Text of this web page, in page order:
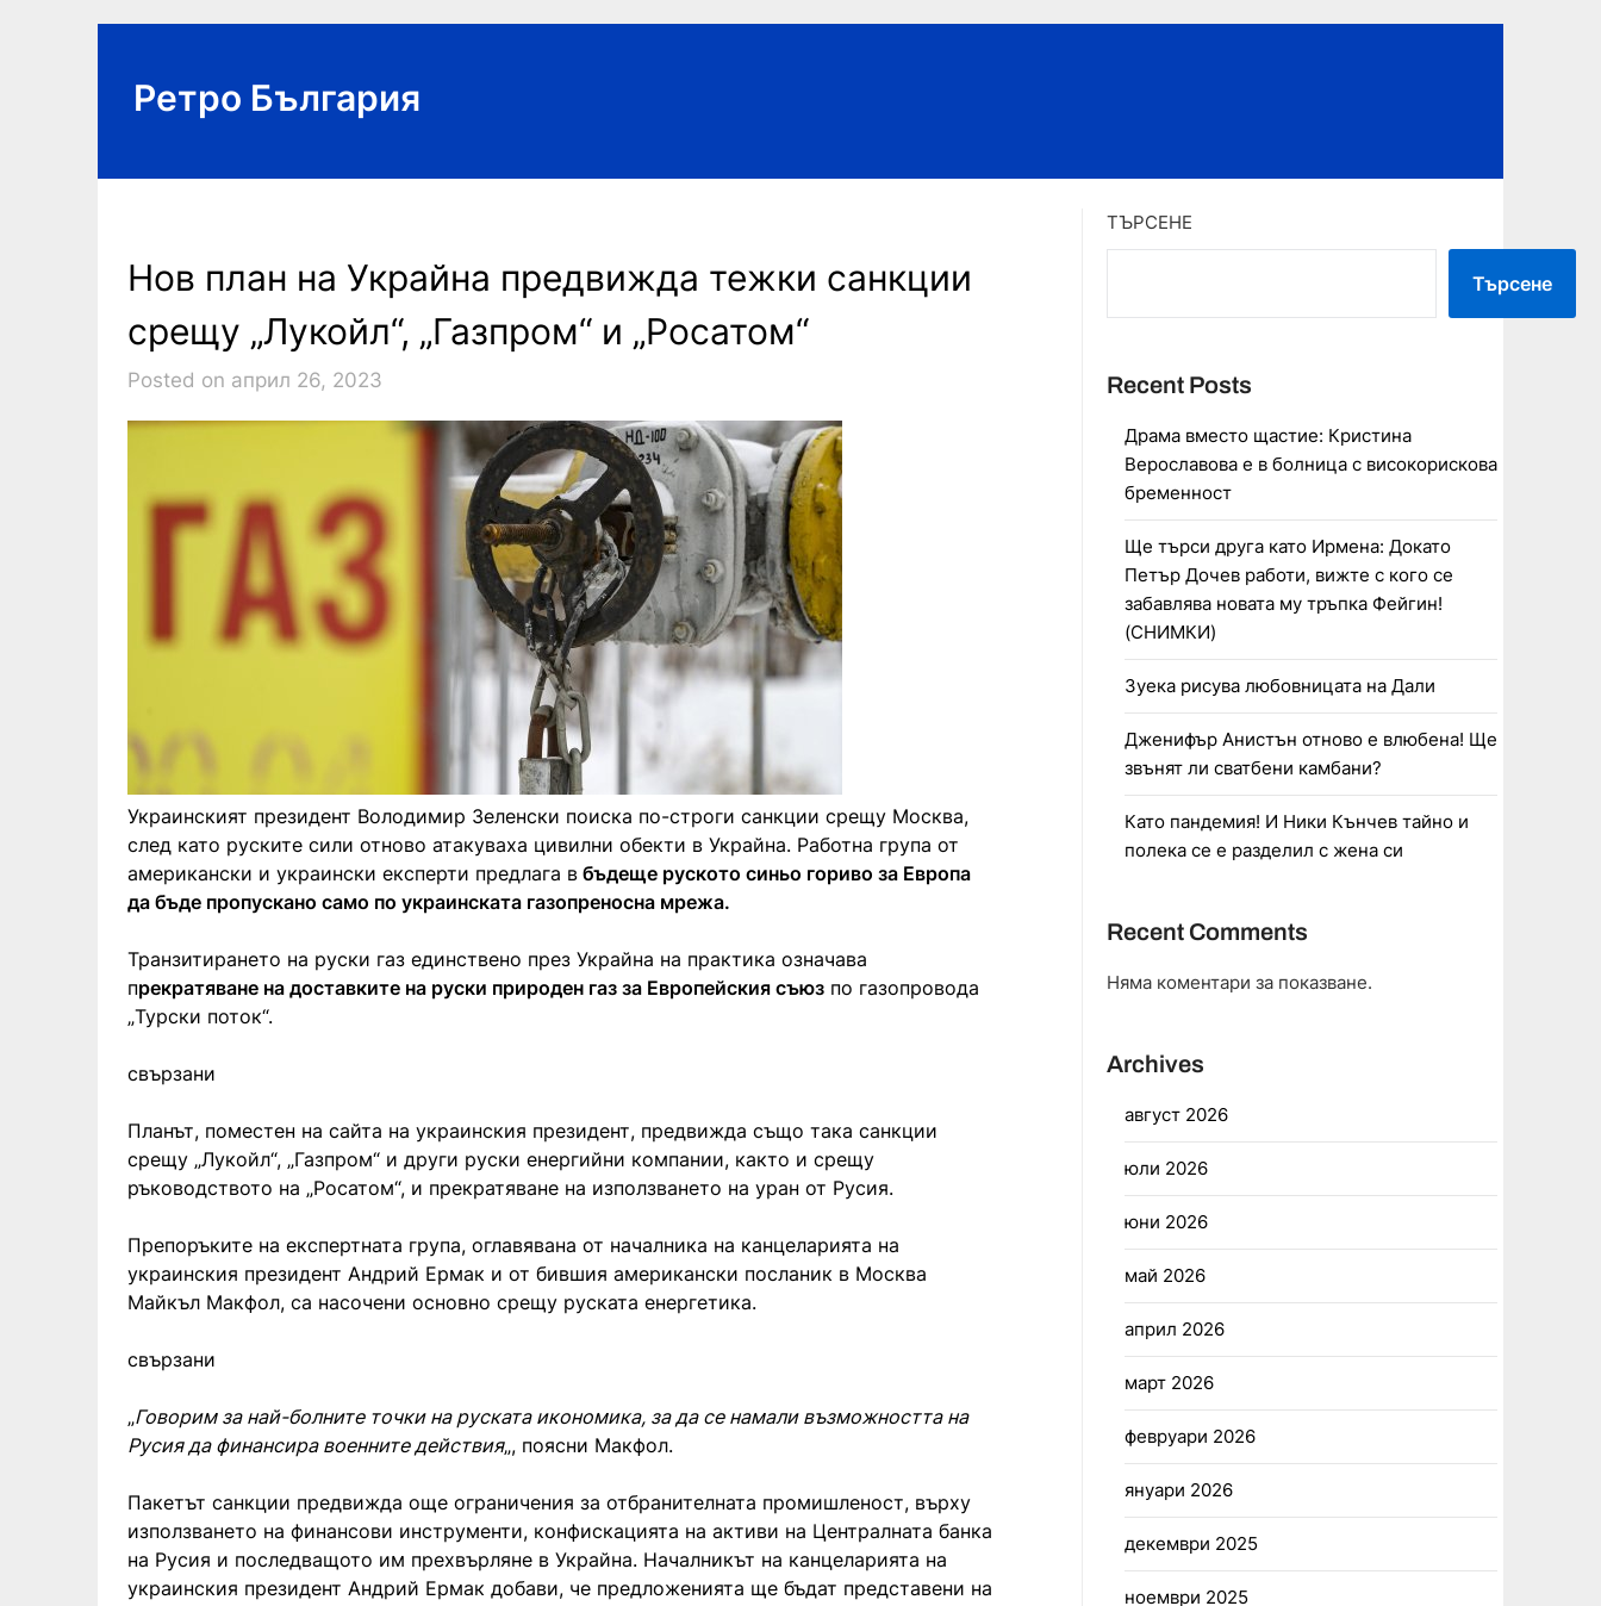
Ретро България
Нов план на Украйна предвижда тежки санкции
срещу „Лукойл“, „Газпром“ и „Росатом“
Posted on април 26, 2023
Украинският президент Володимир Зеленски поиска по-строги санкции срещу Москва,
след като руските сили отново атакуваха цивилни обекти в Украйна. Работна група от
американски и украински експерти предлага в бъдеще руското синьо гориво за Европа
да бъде пропускано само по украинската газопреносна мрежа.
Транзитирането на руски газ единствено през Украйна на практика означава
прекратяване на доставките на руски природен газ за Европейския съюз по газопровода
„Турски поток“.
свързани
Планът, поместен на сайта на украинския президент, предвижда също така санкции
срещу „Лукойл“, „Газпром“ и други руски енергийни компании, както и срещу
ръководството на „Росатом“, и прекратяване на използването на уран от Русия.
Препоръките на експертната група, оглавявана от началника на канцеларията на
украинския президент Андрий Ермак и от бившия американски посланик в Москва
Майкъл Макфол, са насочени основно срещу руската енергетика.
свързани
„Говорим за най-болните точки на руската икономика, за да се намали възможността на
Русия да финансира военните действия„, поясни Макфол.
Пакетът санкции предвижда още ограничения за отбранителната промишленост, върху
използването на финансови инструменти, конфискацията на активи на Централната банка
на Русия и последващото им прехвърляне в Украйна. Началникът на канцеларията на
украинския президент Андрий Ермак добави, че предложенията ще бъдат представени на
ТЪРСЕНЕ
Търсене
Recent Posts
Драма вместо щастие: Кристина
Верославова е в болница с високорискова
бременност
Ще търси друга като Ирмена: Докато
Петър Дочев работи, вижте с кого се
забавлява новата му тръпка Фейгин!
(СНИМКИ)
Зуека рисува любовницата на Дали
Дженифър Анистън отново е влюбена! Ще
звънят ли сватбени камбани?
Като пандемия! И Ники Кънчев тайно и
полека се е разделил с жена си
Recent Comments
Няма коментари за показване.
Archives
август 2026
юли 2026
юни 2026
май 2026
април 2026
март 2026
февруари 2026
януари 2026
декември 2025
ноември 2025